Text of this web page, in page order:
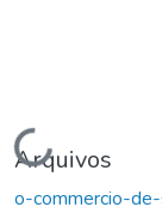
Carregando...
Arquivos
o-commercio-